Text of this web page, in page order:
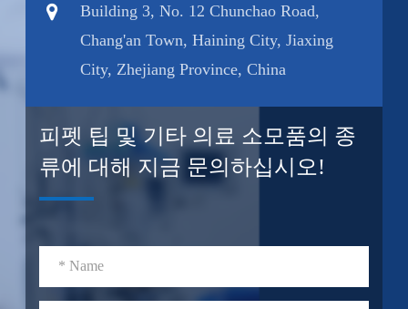
Building 3, No. 12 Chunchao Road,
Chang'an Town, Haining City, Jiaxing
City, Zhejiang Province, China
피펫 팁 및 기타 의료 소모품의 종
류에 대해 지금 문의하십시오!